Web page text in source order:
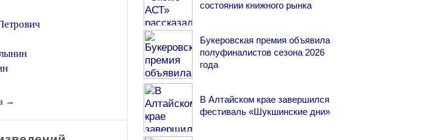
→
состоянии книжного рынка
Букеровская премия объявила
полуфиналистов сезона 2026
года
В Алтайском крае завершился
фестиваль «Шукшинские дни»